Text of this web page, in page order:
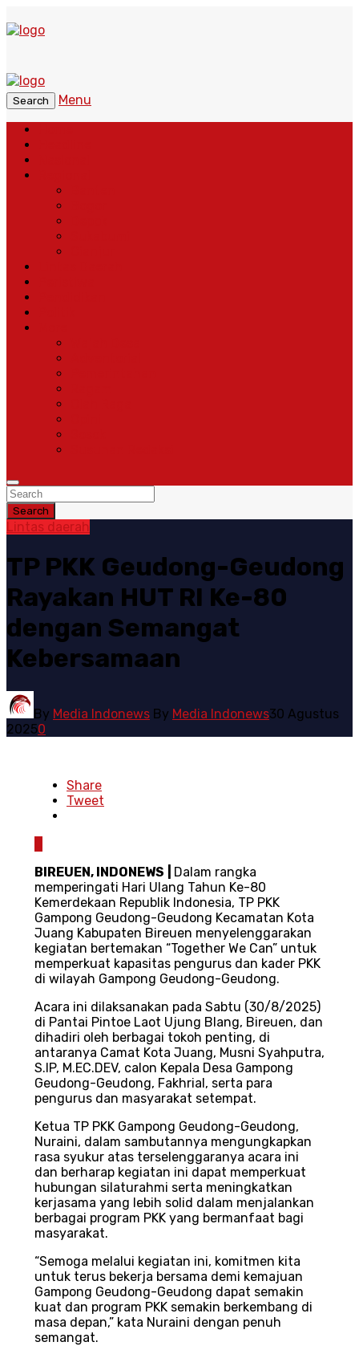
Search
Menu
Search
Lintas daerah
TP PKK Geudong-Geudong
Rayakan HUT RI Ke-80
dengan Semangat
Kebersamaan
By Media Indonews By Media Indonews30 Agustus
20250
Share
Tweet
BIREUEN, INDONEWS
Dalam rangka
memperingati Hari Ulang Tahun Ke-80
Kemerdekaan Republik Indonesia, TP PKK
Gampong Geudong-Geudong Kecamatan Kota
Juang Kabupaten Bireuen menyelenggarakan
kegiatan bertemakan “Together We Can” untuk
memperkuat kapasitas pengurus dan kader PKK
di wilayah Gampong Geudong-Geudong.
Acara ini dilaksanakan pada Sabtu (30/8/2025)
di Pantai Pintoe Laot Ujung Blang, Bireuen, dan
dihadiri oleh berbagai tokoh penting, di
antaranya Camat Kota Juang, Musni Syahputra,
S.IP, M.EC.DEV, calon Kepala Desa Gampong
Geudong-Geudong, Fakhrial, serta para
pengurus dan masyarakat setempat.
Ketua TP PKK Gampong Geudong-Geudong,
Nuraini, dalam sambutannya mengungkapkan
rasa syukur atas terselenggaranya acara ini
dan berharap kegiatan ini dapat memperkuat
hubungan silaturahmi serta meningkatkan
kerjasama yang lebih solid dalam menjalankan
berbagai program PKK yang bermanfaat bagi
masyarakat.
“Semoga melalui kegiatan ini, komitmen kita
untuk terus bekerja bersama demi kemajuan
Gampong Geudong-Geudong dapat semakin
kuat dan program PKK semakin berkembang di
masa depan,” kata Nuraini dengan penuh
semangat.